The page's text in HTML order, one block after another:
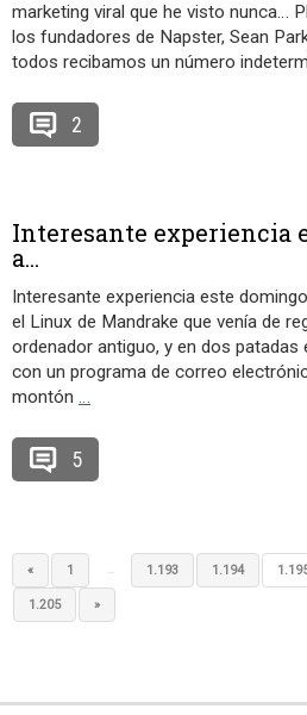
marketing viral que he visto nunca…
los fundadores de Napster, Sean
todos recibamos un número
2
Interesante experiencia
a...
Interesante experiencia este
el Linux de Mandrake que venía de
ordenador antiguo, y en dos patadas
con un programa de correo
montón …
5
« 1 … 1.193 1.194
1.205 »